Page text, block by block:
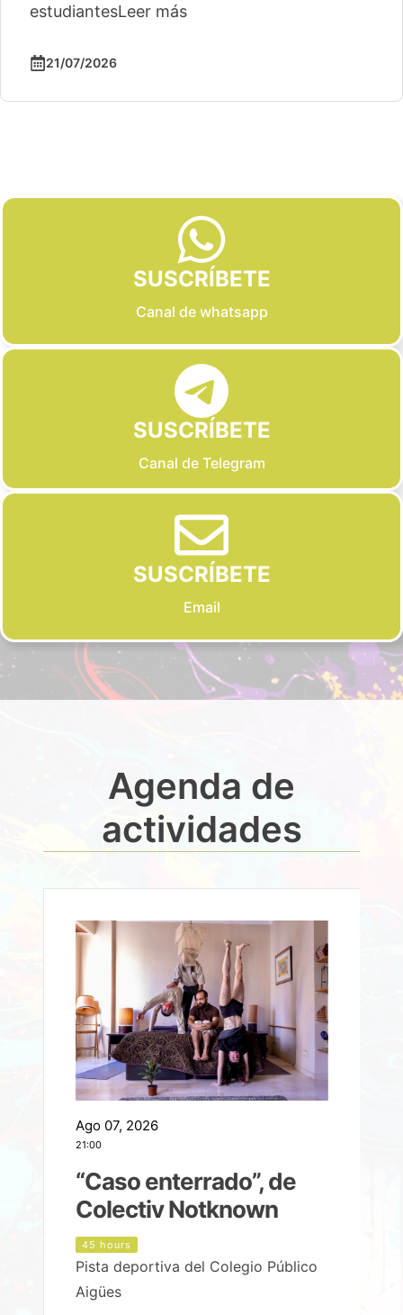
estudiantesLeer más
21/07/2026
SUSCRÍBETE
Canal de whatsapp
SUSCRÍBETE
Canal de Telegram
SUSCRÍBETE
Email
Agenda de
actividades
Ago 07, 2026
21:00
“Caso enterrado”, de
Colectiv Notknown
45 hours
Pista deportiva del Colegio Público
Aigües